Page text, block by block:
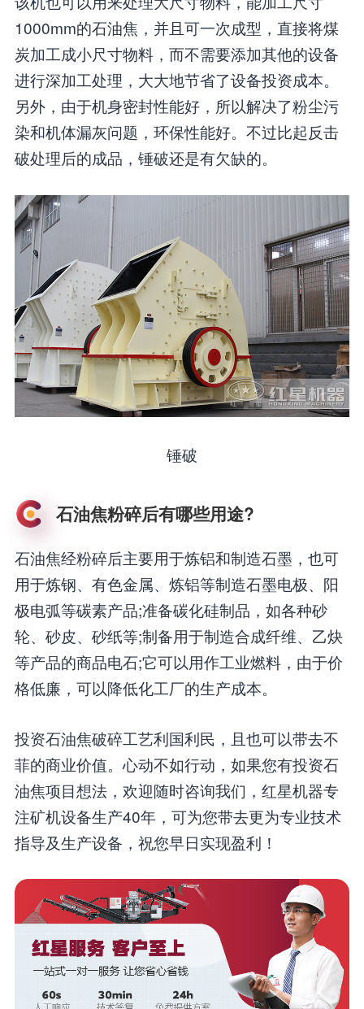
1000mm的石油焦，并且可一次成型，直接将煤
炭加工成小尺寸物料，而不需要添加其他的设备
进行深加工处理，大大地节省了设备投资成本。
另外，由于机身密封性能好，所以解决了粉尘污
染和机体漏灰问题，环保性能好。不过比起反击
破处理后的成品，锤破还是有欠缺的。
锤破
石油焦粉碎后有哪些用途?
石油焦经粉碎后主要用于炼铝和制造石墨，也可
用于炼钢、有色金属、炼铝等制造石墨电极、阳
极电弧等碳素产品;准备碳化硅制品，如各种砂
轮、砂皮、砂纸等;制备用于制造合成纤维、乙炔
等产品的商品电石;它可以用作工业燃料，由于价
格低廉，可以降低化工厂的生产成本。
投资石油焦破碎工艺利国利民，且也可以带去不
菲的商业价值。心动不如行动，如果您有投资石
油焦项目想法，欢迎随时咨询我们，红星机器专
注矿机设备生产40年，可为您带去更为专业技术
指导及生产设备，祝您早日实现盈利！